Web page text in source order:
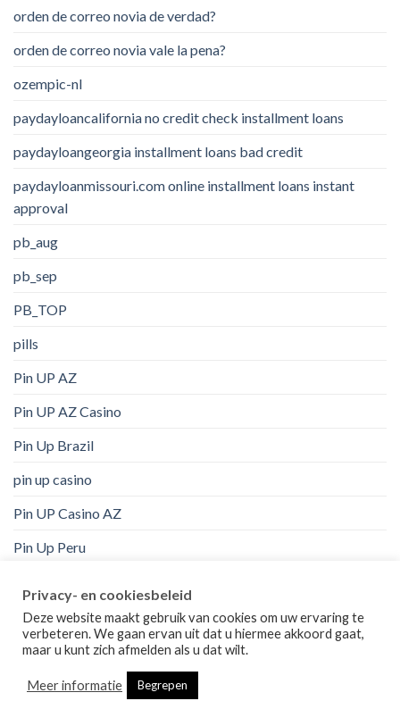
orden de correo novia de verdad?
orden de correo novia vale la pena?
ozempic-nl
paydayloancalifornia no credit check installment loans
paydayloangeorgia installment loans bad credit
paydayloanmissouri.com online installment loans instant
approval
pb_aug
pb_sep
PB_TOP
pills
Pin UP AZ
Pin UP AZ Casino
Pin Up Brazil
pin up casino
Pin UP Casino AZ
Pin Up Peru
Politics, Current Events
Post in der Bestellung Braut
Pozyczki
Privacy- en cookiesbeleid
Deze website maakt gebruik van cookies om uw ervaring te
verbeteren. We gaan ervan uit dat u hiermee akkoord gaat,
maar u kunt zich afmelden als u dat wilt.
Meer informatie Begrepen